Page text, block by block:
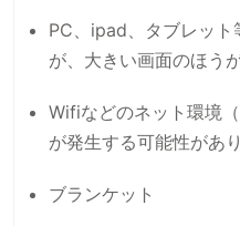
PC、ipad、タブレット
が、大きい画面のほう
Wifiなどのネット環境
が発生する可能性があり
ブランケット